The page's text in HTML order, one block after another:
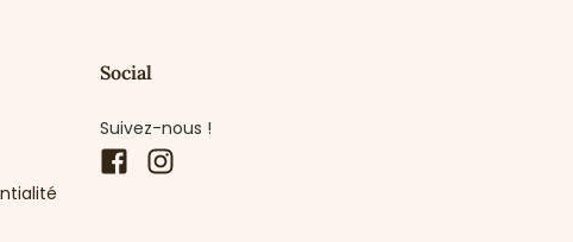
Social
Suivez-nous !
Facebook